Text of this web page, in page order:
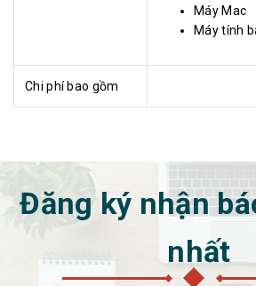
Máy Mac
Máy tính
Chi phí bao gồm
Đăng ký nhận
nhất